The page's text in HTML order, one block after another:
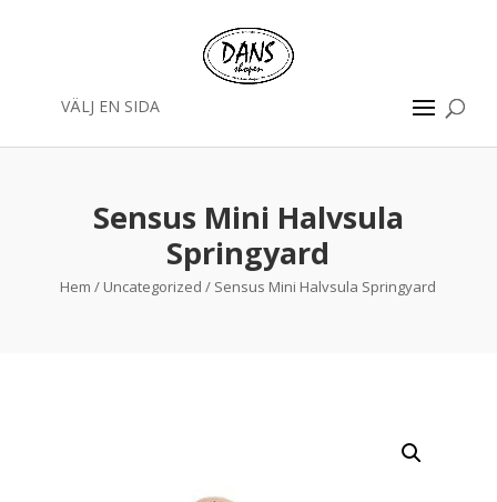
VÄLJ EN SIDA
Sensus Mini Halvsula
Springyard
Hem / Uncategorized / Sensus Mini Halvsula Springyard